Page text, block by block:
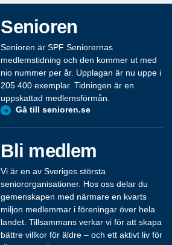
Senioren
Senioren är SPF Seniorernas
medlemstidning och den kommer ut med
nio nummer per år. Upplagan är nu uppe i
205 400 exemplar. Tidningen är en
uppskattad medlemsförmån.
Gå till senioren.se
Bli medlem
Vi är en av Sveriges största
seniororganisationer. Hos oss delar du
gemenskapen med närmare en kvarts
miljon medlemmar i föreningar över hela
landet. Tillsammans verkar vi för att skapa
bättre villkor för äldre – och ett aktivt liv för